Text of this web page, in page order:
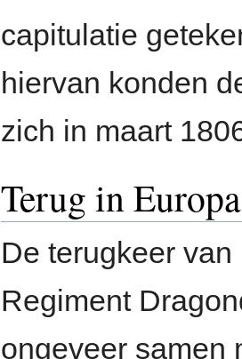
capitulatie
hiervan konden
zich in maart
Terug in Europa
De terugkeer van
Regiment
ongeveer samen